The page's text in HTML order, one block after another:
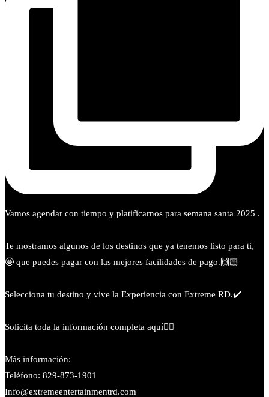
Vamos agendar con tiempo y platificarnos para semana santa 2025 .
Te mostramos algunos de los destinos que ya tenemos listo para ti,
🤩 que puedes pagar con las mejores facilidades de pago.🙌🏻
Selecciona tu destino y vive la Experiencia con Extreme RD.✔️
Solicita toda la información completa aquí👇🏻
Más información:
Teléfono: 829-873-1901
Info@extremeentertainmentrd.com